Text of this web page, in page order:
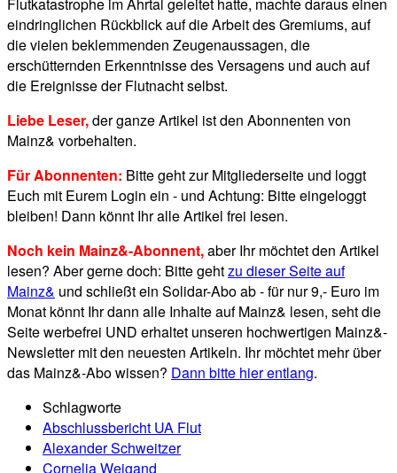
Flutkatastrophe im Ahrtal geleitet hatte, machte daraus einen
eindringlichen Rückblick auf die Arbeit des Gremiums, auf
die vielen beklemmenden Zeugenaussagen, die
erschütternden Erkenntnisse des Versagens und auch auf
die Ereignisse der Flutnacht selbst.
Liebe Leser,der ganze Artikel ist den Abonnenten von
Mainz& vorbehalten.
Für Abonnenten: Bitte geht zur Mitgliederseite und loggt
Euch mit Eurem Login ein - und Achtung: Bitte eingeloggt
bleiben! Dann könnt Ihr alle Artikel frei lesen.
Noch kein Mainz&-Abonnent,aber Ihr möchtet den Artikel
lesen? Aber gerne doch: Bitte gehtzu dieser Seite auf
Mainz& und schließt ein Solidar-Abo ab - für nur 9,- Euro im
Monat könnt Ihr dann alle Inhalte auf Mainz& lesen, seht die
Seite werbefrei UND erhaltet unseren hochwertigen Mainz&-
Newsletter mit den neuesten Artikeln. Ihr möchtet mehr über
das Mainz&-Abo wissen? Dann bitte hier entlang.
Schlagworte
Abschlussbericht UA Flut
Alexander Schweitzer
Cornelia Weigand